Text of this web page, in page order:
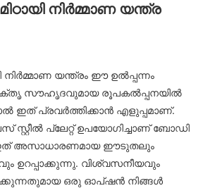
നിർമ്മാണ യന്ത്ര
യന്ത്രം ഈ ഉൽപ്പന്നം
സൗഹൃദവുമായ രൂപകൽപ്പനയിൽ
ഇത് പ്രവർത്തിക്കാൻ എളുപ്പമാണ്.
സ്റ്റീൽ പ്ലേറ്റ് ഉപയോഗിച്ചാണ് ബോഡി
ഇത് അസാധാരണമായ ഈടുതലും
ഉറപ്പാക്കുന്നു. വിശ്വസനീയവും
ഒരു ഓപ്ഷൻ നിങ്ങൾ